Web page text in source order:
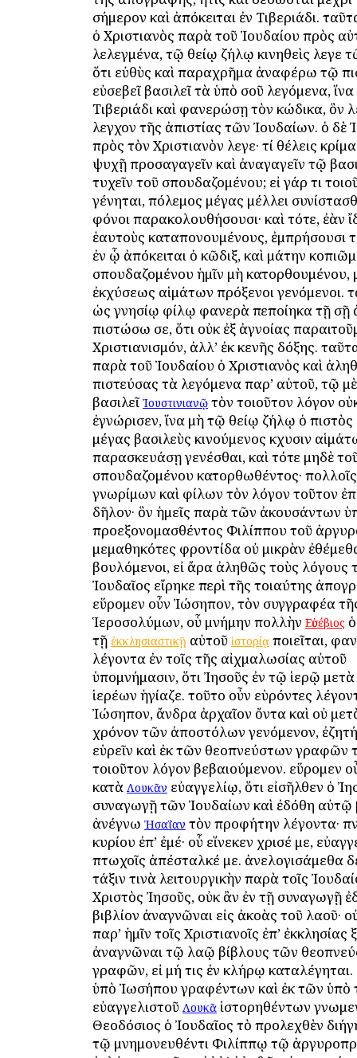
Ἰουστινιανῷ τὸν τοιοῦτον λόγον
ἐγνώρισεν, ἵνα μὴ τῷ θείῳ ζήλῳ ὁ πιστὸς
μέγας βασιλεὺς κινούμενος ἔκχυσιν
παρασκευάσῃ γενέσθαι, καὶ τότε μηδὲ
σπουδαζομένου κατορθωθέντος·
γνωρίμων καὶ φίλων τὸν λόγον τοῦτον
δῆλον· ὃν ἡμεῖς παρὰ τῶν ἀκουσάντων
προεξονομασθέντος Φιλίππου τοῦ
μεμαθηκότες φροντίδα οὐ μικρὰν
βουλόμενοι, εἰ ἄρα ἀληθῶς τοὺς λόγους
Ἰουδαῖος εἴρηκε περὶ τῆς τοιαύτης
εὕρομεν οὖν Ἰώσηπον, τὸν συγγραφέα
Ἱεροσολύμων, οὗ μνήμην πολλὴν Εὐσέβιος
τῇ ἐκκλησιαστικῇ αὐτοῦ ἱστορίᾳ ποιεῖται,
λέγοντα ἐν τοῖς τῆς αἰχμαλωσίας αὐτοῦ
ὑπομνήμασιν, ὅτι Ἰησοῦς ἐν τῷ ἱερῷ
ἱερέων ἡγίαζε. τοῦτο οὖν εὑρόντες
Ἰώσηπον, ἄνδρα ἀρχαῖον ὄντα καὶ οὐ
χρόνον τῶν ἀποστόλων γενόμενον,
εὑρεῖν καὶ ἐκ τῶν θεοπνεύστων γραφῶν
τοιοῦτον λόγον βεβαιούμενον. εὕρομεν
κατὰ Λουκᾶν εὐαγγελίῳ, ὅτι εἰσῆλθεν ὁ
συναγωγῇ τῶν Ἰουδαίων καὶ ἐδόθη αὐτῷ
ἀνέγνω Ἠσαΐαν τὸν προφήτην λέγοντα·
κυρίου ἐπ’ ἐμέ· οὗ εἵνεκεν ἔχρισέ με,
πτωχοῖς ἀπέσταλκέ με. ἀνελογισάμεθα
τάξιν τινὰ λειτουργικὴν παρὰ τοῖς
Χριστὸς Ἰησοῦς, οὐκ ἂν ἐν τῇ συναγωγῇ
βιβλίον ἀναγνῶναι εἰς ἀκοὰς τοῦ λαοῦ·
παρ’ ἡμῖν τοῖς Χριστιανοῖς ἐπ’ ἐκκλησίας
ἀναγνῶναι τῷ λαῷ βίβλους τῶν
γραφῶν, εἰ μή τις ἐν κλήρῳ καταλέγηται.
ὑπὸ Ἰωσήπου γραφέντων καὶ ἐκ τῶν ὑπὸ
εὐαγγελιστοῦ Λουκᾶ ἱστορηθέντων
Θεοδόσιος ὁ Ἰουδαῖος τὸ προλεχθὲν
τῷ μνημονευθέντι Φιλίππῳ τῷ